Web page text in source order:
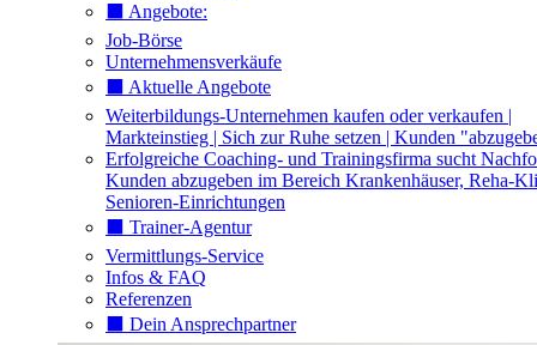
⬛️ Angebote:
Job-Börse
Unternehmensverkäufe
⬛️ Aktuelle Angebote
Weiterbildungs-Unternehmen kaufen oder verkaufen |
Markteinstieg | Sich zur Ruhe setzen | Kunden
Erfolgreiche Coaching- und Trainingsfirma sucht
Kunden abzugeben im Bereich Krankenhäuser, Reha-
Senioren-Einrichtungen
⬛️ Trainer-Agentur
Vermittlungs-Service
Infos & FAQ
Referenzen
⬛️ Dein Ansprechpartner